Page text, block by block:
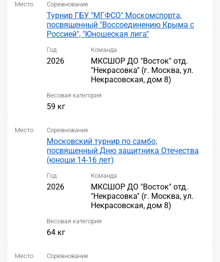
Место Соревнование
Турнир ГБУ "МГФСО" Москомспорта,
посвященный "Воссоединению Крыма с
Россией", "Юношеская лига"
Год
2026
Команда
МКСШОР ДО "Восток" отд.
"Некрасовка" (г. Москва, ул.
Некрасовская, дом 8)
Весовая категория
59 кг
Место Соревнование
Московский турнир по самбо,
посвященный Дню защитника Отечества
(юноши 14-16 лет)
Год
2026
Команда
МКСШОР ДО "Восток" отд.
"Некрасовка" (г. Москва, ул.
Некрасовская, дом 8)
Весовая категория
64 кг
Место Соревнование